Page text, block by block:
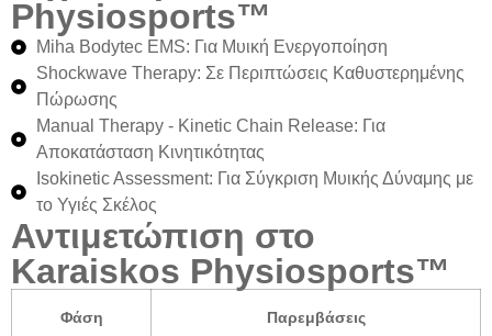
Physiosports™
Miha Bodytec EMS: Για Μυική Ενεργοποίηση
Shockwave Therapy: Σε Περιπτώσεις Καθυστερημένης
Πώρωσης
Manual Therapy - Kinetic Chain Release: Για
Αποκατάσταση Κινητικότητας
Isokinetic Assessment: Για Σύγκριση Μυικής Δύναμης με
το Υγιές Σκέλος
Αντιμετώπιση στο
Karaiskos Physiosports™
Φάση Παρεμβάσεις